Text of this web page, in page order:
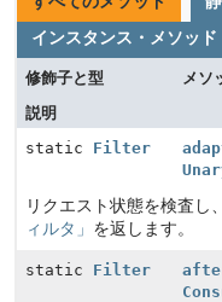
インスタンス・メソッド
修飾子と型
メソ
説明
static Filter
リクエスト状態を検査し
ィルタ」 を返します。
static Filter